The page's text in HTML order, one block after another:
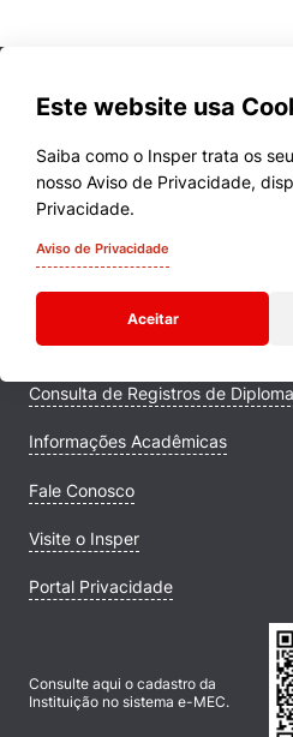
Este website usa
Saiba como o Insper trata os
nosso Aviso de Privacidade,
Privacidade.
Aviso de Privacidade
Aceitar
Cursos
Quem Somos
Comunidade Transforme
Campus
Consulta de Registros de
Informações Acadêmicas
Fale Conosco
Visite o Insper
Portal Privacidade
Consulte aqui o cadastro da
Instituição no sistema e-MEC.